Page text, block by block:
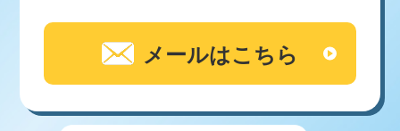
メールはこちら